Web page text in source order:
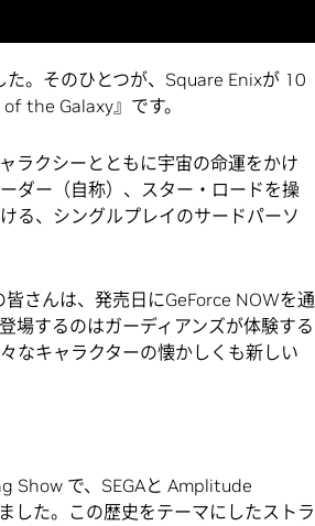
。そのひとつが、Square Enixが 10
the Galaxy』です。
ラクシーとともに宇宙の命運をかけ
ダー（自称）、スター・ロードを操
る、シングルプレイのサードパーソ
さんは、発売日にGeForce NOWを通
場するのはガーディアンズが体験する
なキャラクターの懐かしくも新しい
Show で、SEGAと Amplitude
した。この歴史をテーマにしたストラ